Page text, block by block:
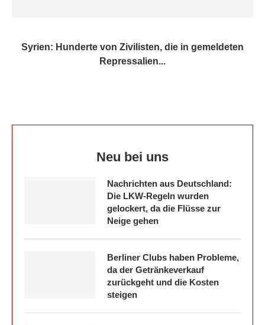
Syrien: Hunderte von Zivilisten, die in gemeldeten
Repressalien...
Neu bei uns
Nachrichten aus Deutschland:
Die LKW-Regeln wurden
gelockert, da die Flüsse zur
Neige gehen
Berliner Clubs haben Probleme,
da der Getränkeverkauf
zurückgeht und die Kosten
steigen